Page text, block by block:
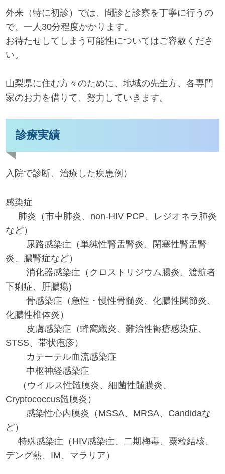
外来（特に初診）では、問診と診察を丁寧に行うの
で、一人30分程度かかります。
お待たせしてしまう可能性についてはご容赦くださ
い。
山梨県に住む方々のために、地域の先生方、各専門
家のお力を借りて、努力していきます。
診療実績
入院で診断、治療した疾患例）
感染症
肺炎（市中肺炎、non-HIV PCP、レジオネラ肺炎
など）
尿路感染症（単純性腎盂腎炎、閉塞性腎盂腎
炎、膿腎症など）
消化器感染症（クロストリジウム腸炎、渡航者
下痢症、肝膿瘍)
骨感染症（急性・慢性骨髄炎、化膿性関節炎、
化膿性椎体炎）
皮膚感染症（蜂窩織炎、難治性褥瘡感染症、
STSS、帯状疱疹）
カテーテル血流感染症
中枢神経感染症
（ウイルス性髄膜炎、細菌性髄膜炎、
Cryptococcus髄膜炎）
感染性心内膜炎（MSSA、MRSA、Candidaな
ど）
特殊感染症（HIV感染症、二期梅毒、粟粒結核、
デング熱、IM、マラリア）